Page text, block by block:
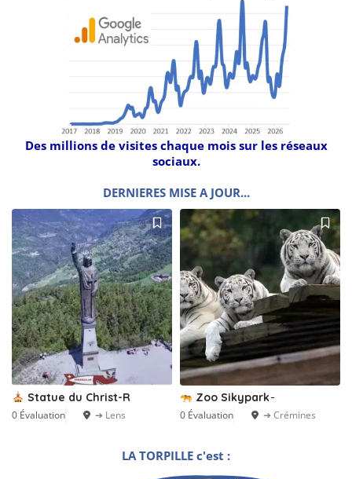
Des millions de visites chaque mois sur les réseaux
sociaux.
DERNIERES MISE A JOUR...
Statue du Christ-R
0 Évaluation ➔ Lens
Zoo Sikypark ̵
0 Évaluation ➔ Crémines
LA TORPILLE c'est :